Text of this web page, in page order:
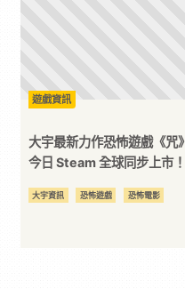
遊戲資訊
大宇最新力作恐怖遊戲《咒》
今日 Steam 全球同步上市！
大宇資訊 恐怖遊戲 恐怖電影